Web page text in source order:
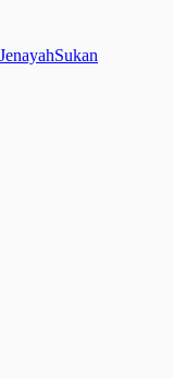
JenayahSukan